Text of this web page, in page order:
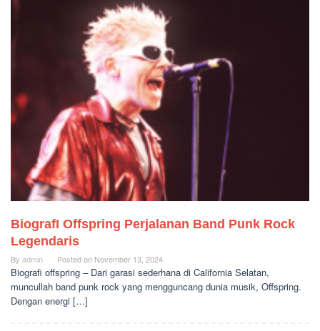
BiografI Offspring Perjalanan Band Punk Rock
Legendaris
By admin Posted on November 13, 2024
Biografi offspring – Dari garasi sederhana di California Selatan,
muncullah band punk rock yang mengguncang dunia musik, Offspring.
Dengan energi […]